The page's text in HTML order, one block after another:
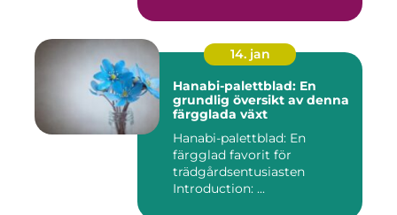
14. jan
Hanabi-palettblad: En
grundlig översikt av denna
färgglada växt
Hanabi-palettblad: En
färgglad favorit för
trädgårdsentusiasten
Introduction: ...